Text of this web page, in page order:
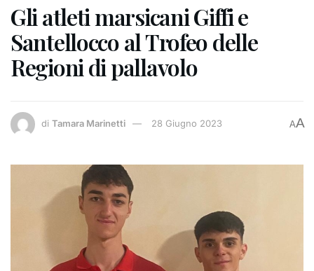
Gli atleti marsicani Giffi e
Santellocco al Trofeo delle
Regioni di pallavolo
di Tamara Marinetti 28 Giugno 2023 AA